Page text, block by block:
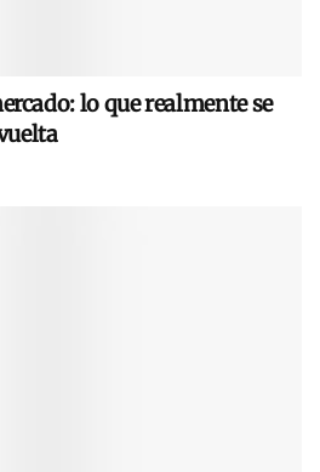
lo que realmente se